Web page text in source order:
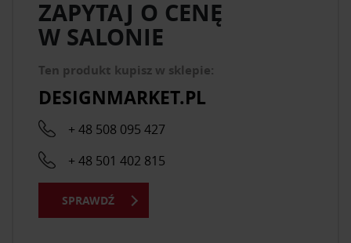
ZAPYTAJ O CENĘ
W SALONIE
Ten produkt kupisz w sklepie:
DESIGNMARKET.PL
+ 48 508 095 427
+ 48 501 402 815
SPRAWDŹ